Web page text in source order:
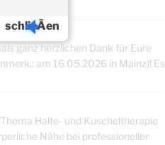
ganz herzlichen Dank für Eure
am 16.05.2026 in Mainz)! Es
Halte- und Kuscheltherapie
Nähe bei professioneller
schlieÃen